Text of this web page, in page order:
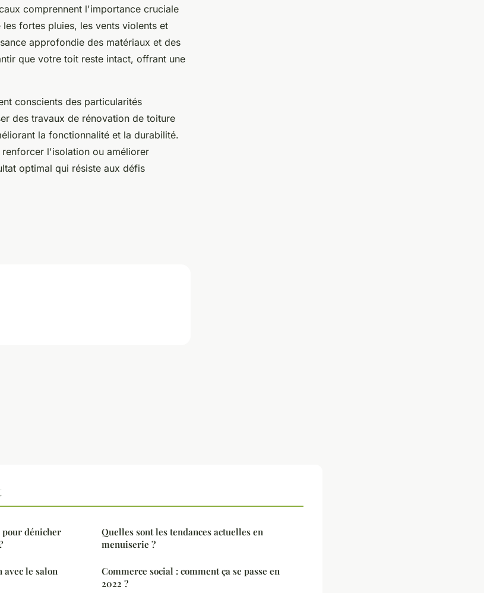
comprennent l'importance cruciale
fortes pluies, les vents violents et
approfondie des matériaux et des
que votre toit reste intact, offrant une
conscients des particularités
des travaux de rénovation de toiture
la fonctionnalité et la durabilité.
l'isolation ou améliorer
optimal qui résiste aux défis
dénicher
le salon
Quelles sont les tendances actuelles en
menuiserie ?
Commerce social : comment ça se passe en
2022 ?